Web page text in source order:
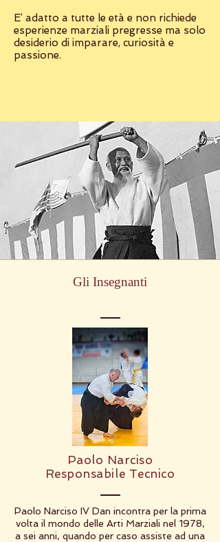
E’ adatto a tutte le età e non richiede
esperienze marziali pregresse ma solo
desiderio di imparare, curiosità e
passione.
Gli Insegnanti
Paolo Narciso
Responsabile Tecnico
Paolo Narciso IV Dan incontra per la prima
volta il mondo delle Arti Marziali nel 1978,
a sei anni, quando per caso assiste ad una